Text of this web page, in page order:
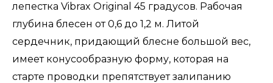
лепестка Vibrax Original 45 градусов. Рабочая
глубина блесен от 0,6 до 1,2 м. Литой
сердечник, придающий блесне большой вес,
имеет конусообразную форму, которая на
старте проводки препятствует залипанию